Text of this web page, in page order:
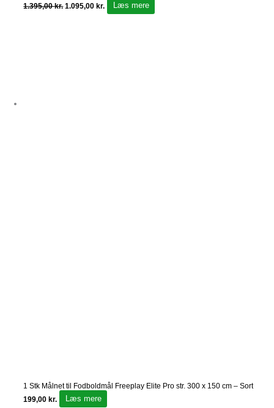
1.395,00kr. 1.095,00kr. Læs mere
1 Stk Målnet til Fodboldmål Freeplay Elite Pro str. 300 x 150 cm – Sort
199,00kr.
Læs mere